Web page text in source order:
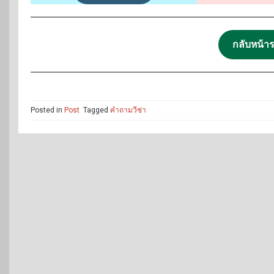
กลับหน้า
Posted in Post Tagged คำถามวีซ่า